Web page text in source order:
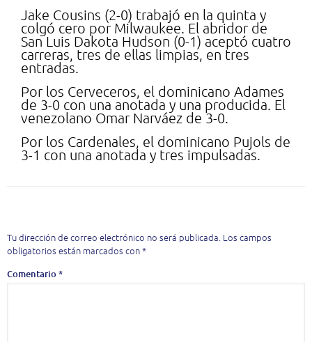
Jake Cousins (2-0) trabajó en la quinta y
colgó cero por Milwaukee. El abridor de
San Luis Dakota Hudson (0-1) aceptó cuatro
carreras, tres de ellas limpias, en tres
entradas.
Por los Cerveceros, el dominicano Adames
de 3-0 con una anotada y una producida. El
venezolano Omar Narváez de 3-0.
Por los Cardenales, el dominicano Pujols de
3-1 con una anotada y tres impulsadas.
Tu dirección de correo electrónico no será publicada. Los campos
obligatorios están marcados con*
Comentario*